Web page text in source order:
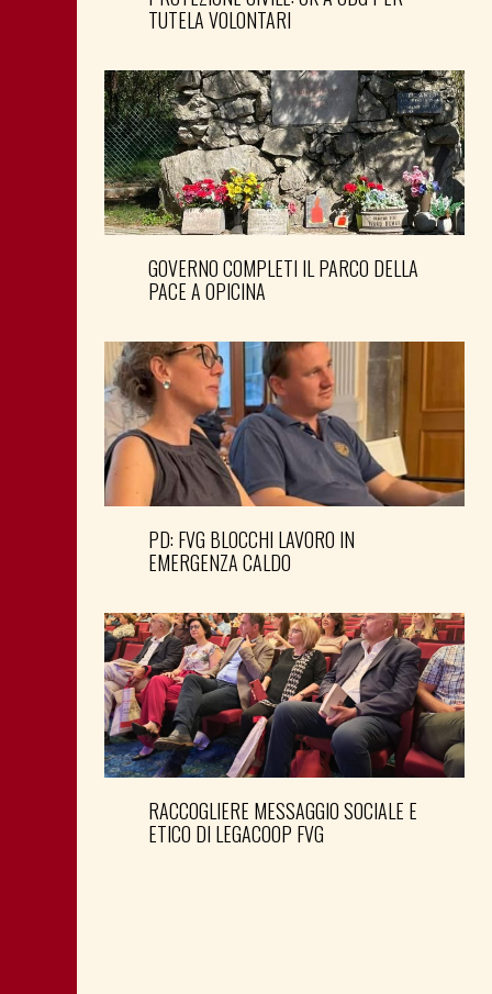
TUTELA VOLONTARI
GOVERNO COMPLETI IL PARCO DELLA
PACE A OPICINA
PD: FVG BLOCCHI LAVORO IN
EMERGENZA CALDO
RACCOGLIERE MESSAGGIO SOCIALE E
ETICO DI LEGACOOP FVG